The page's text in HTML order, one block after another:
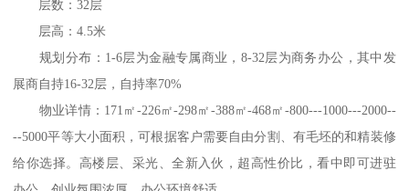
层数：32层
层高：4.5米
规划分布：1-6层为金融专属商业，8-32层为商务办公，其中发
展商自持16-32层，自持率70%
物业详情：171㎡-226㎡-298㎡-388㎡-468㎡-800---1000---2000--
--5000平等大小面积，可根据客户需要自由分割、有毛坯的和精装修
给你选择。高楼层、采光、全新入伙，超高性价比，看中即可进驻